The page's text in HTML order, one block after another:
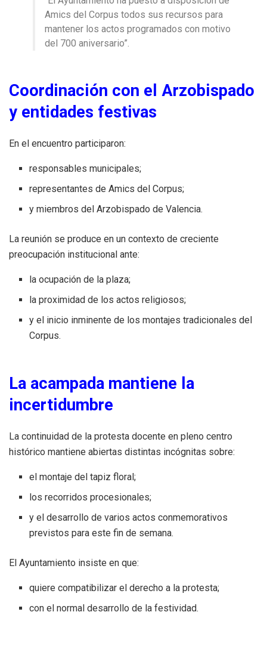
Amics del Corpus todos sus recursos para
mantener los actos programados con motivo
del 700 aniversario”.
Coordinación con el Arzobispado
y entidades festivas
En el encuentro participaron:
responsables municipales;
representantes de Amics del Corpus;
y miembros del Arzobispado de Valencia.
La reunión se produce en un contexto de creciente
preocupación institucional ante:
la ocupación de la plaza;
la proximidad de los actos religiosos;
y el inicio inminente de los montajes tradicionales del
Corpus.
La acampada mantiene la
incertidumbre
La continuidad de la protesta docente en pleno centro
histórico mantiene abiertas distintas incógnitas sobre:
el montaje del tapiz floral;
los recorridos procesionales;
y el desarrollo de varios actos conmemorativos
previstos para este fin de semana.
El Ayuntamiento insiste en que:
quiere compatibilizar el derecho a la protesta;
con el normal desarrollo de la festividad.